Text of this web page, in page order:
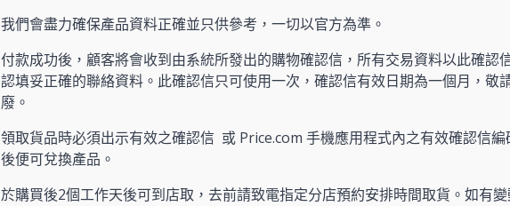
我們會盡力確保產品資料正確並只供參考，一切以官方為準。
付款成功後，顧客將會收到由系統所發出的購物確認信，所有交易資料以此確認
認填妥正確的聯絡資料。此確認信只可使用一次，確認信有效日期為一個月，敬
廢。
領取貨品時必須出示有效之確認信 或 Price.com 手機應用程式內之有效確認信
後便可兌換產品。
於購買後2個工作天後可到店取，去前請致電指定分店預約安排時間取貨。如有